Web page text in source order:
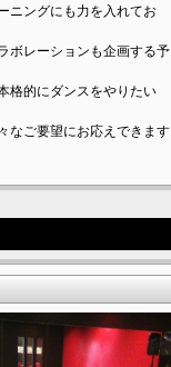
ニングにも力を入れてお
ボレーションも企画する予
格的にダンスをやりたい
なご要望にお応えできます